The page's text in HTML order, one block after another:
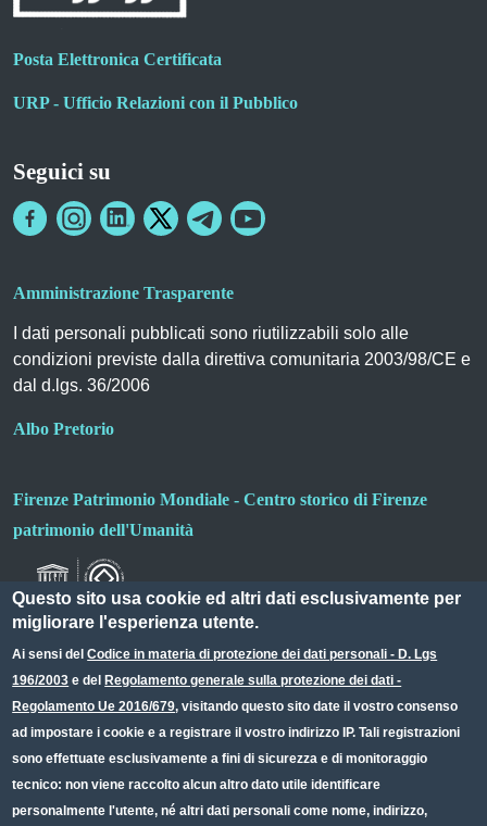
Posta Elettronica Certificata
URP - Ufficio Relazioni con il Pubblico
Seguici su
Amministrazione Trasparente
I dati personali pubblicati sono riutilizzabili solo alle
condizioni previste dalla direttiva comunitaria 2003/98/CE e
dal d.lgs. 36/2006
Albo Pretorio
Firenze Patrimonio Mondiale - Centro storico di Firenze
patrimonio dell'Umanità
Small prints
Useful links section
Redazione web
Privacy
Note legali
Questo sito usa cookie ed altri dati esclusivamente per
migliorare l'esperienza utente.
Ai sensi delCodice in materia di protezione dei dati personali - D. Lgs
196/2003 e del Regolamento generale sulla protezione dei dati -
Regolamento Ue 2016/679, visitando questo sito date il vostro consenso
ad impostare i cookie e a registrare il vostro indirizzo IP. Tali registrazioni
sono effettuate esclusivamente a fini di sicurezza e di monitoraggio
tecnico: non viene raccolto alcun altro dato utile identificare
personalmente l'utente, né altri dati personali come nome, indirizzo,